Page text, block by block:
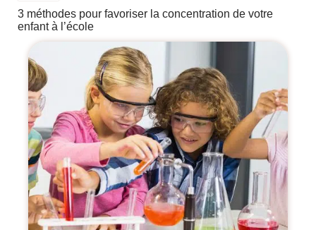
3 méthodes pour favoriser la concentration de votre
enfant à l’école